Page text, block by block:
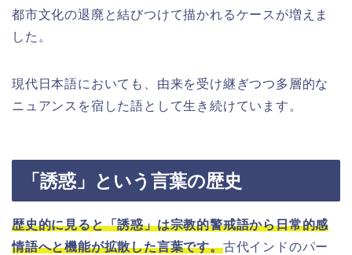
都市文化の退廃と結びつけて描かれるケースが増えま
した。
現代日本語においても、由来を受け継ぎつつ多層的な
ニュアンスを宿した語として生き続けています。
「誘惑」という言葉の歴史
歴史的に見ると「誘惑」は宗教的警戒語から日常的感
情語へと機能が拡散した言葉です。古代インドのパー